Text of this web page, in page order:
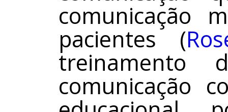
comunicação
pacientes (
treinamento
comunicação